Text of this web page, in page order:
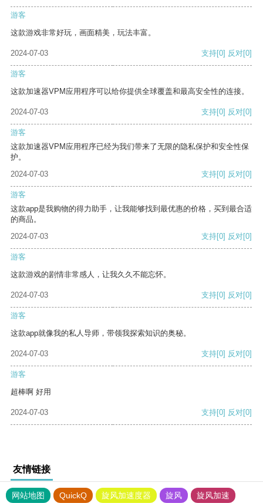
游客
这款游戏非常好玩，画面精美，玩法丰富。
2024-07-03 支持[0] 反对[0]
游客
这款加速器VPM应用程序可以给你提供全球覆盖和最高安全性的连接。
2024-07-03 支持[0] 反对[0]
游客
这款加速器VPM应用程序已经为我们带来了无限的隐私保护和安全性保
护。
2024-07-03
支持[0] 反对[0]
游客
这款app是我购物的得力助手，让我能够找到最优惠的价格，买到最合适
的商品。
2024-07-03
支持[0] 反对[0]
游客
这款游戏的剧情非常感人，让我久久不能忘怀。
2024-07-03 支持[0] 反对[0]
游客
这款app就像我的私人导师，带领我探索知识的奥秘。
2024-07-03 支持[0] 反对[0]
游客
超棒啊 好用
2024-07-03 支持[0] 反对[0]
友情链接
网站地图 QuickQ 旋风加速度器 旋风
旋风加速